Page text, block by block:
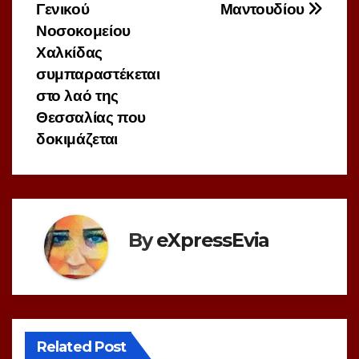
Μαντουδίου
Γενικού
Νοσοκομείου
Χαλκίδας
συμπαραστέκεται
στο λαό της
Θεσσαλίας που
δοκιμάζεται
ByeXpressEvia
Related Post